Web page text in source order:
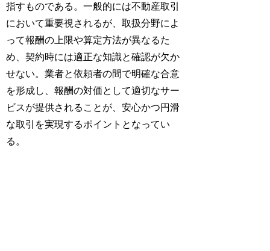
指すものである。一般的には不動産取引
において重要視されるが、取扱分野によ
って報酬の上限や算定方法が異なるた
め、契約時には適正な知識と確認が欠か
せない。業者と依頼者の間で明確な合意
を形成し、報酬の対価として適切なサー
ビスが提供されることが、安心かつ円滑
な取引を実現するポイントとなってい
る。